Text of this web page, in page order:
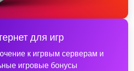
для игр
к игрвым серверам и
игровые бонусы